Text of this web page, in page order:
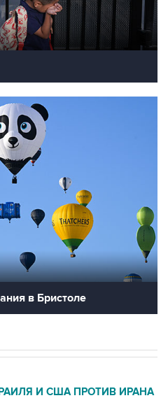
в Бристоле
И США ПРОТИВ ИРАНА